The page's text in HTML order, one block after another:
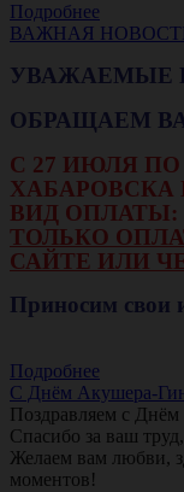
Подробнее
ВАЖНАЯ
УВАЖАЕМЫЕ
ОБРАЩАЕМ
С 27 ИЮЛЯ ПО
ХАБАРОВСКА
ВИД
ТОЛЬКО
САЙТЕ ИЛИ
Приносим свои
Подробнее
С Днём Акушера-
Поздравляем с Днём
Спасибо за ваш
Желаем вам любви,
моментов!